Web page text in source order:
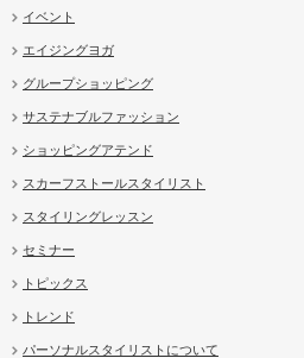
イベント
エイジングヨガ
グループショッピング
サステナブルファッション
ショッピングアテンド
スカーフストールスタイリスト
スタイリングレッスン
セミナー
トピックス
トレンド
パーソナルスタイリストについて